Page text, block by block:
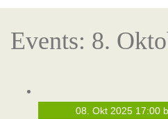
Events: 8.
08. Okt 2025 17:00